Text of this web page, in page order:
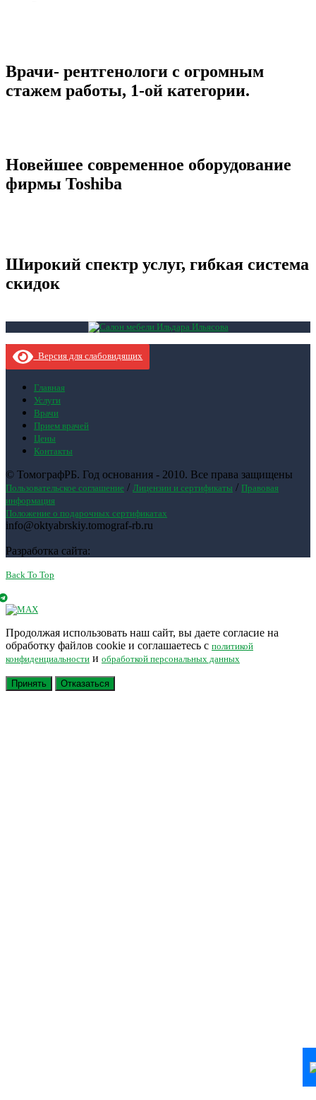
Врачи- рентгенологи с огромным
стажем работы, 1-ой категории.
Новейшее современное оборудование
фирмы Toshiba
Широкий спектр услуг, гибкая система
скидок
Версия для слабовидящих
Главная
Услуги
Врачи
Прием врачей
Цены
Контакты
© ТомографРБ. Год основания - 2010. Все права защищены
Пользовательское соглашение / Лицензии и сертификаты / Правовая
информация
Положение о подарочных сертификатах
info@oktyabrskiy.tomograf-rb.ru
Разработка сайта:
Back To Top
Продолжая использовать наш сайт, вы даете согласие на
обработку файлов cookie и соглашаетесь с политикой
конфиденциальности и обработкой персональных данных
Принять Отказаться